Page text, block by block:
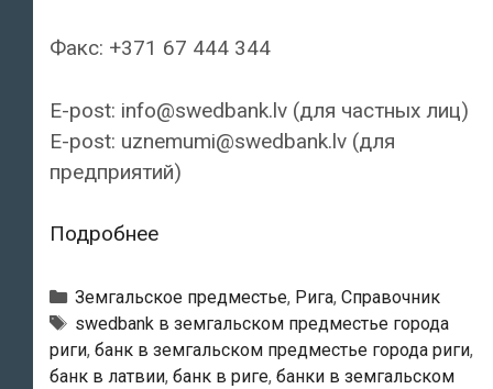
Факс: +371 67 444 344
E-post: info@swedbank.lv (для частных лиц)
E-post: uznemumi@swedbank.lv (для
предприятий)
ПодробнееSwedbank
Филиал
«Spice»
Рубрики
Земгальское предместье, Рига, Справочник
Тэги
swedbank в земгальском предместье города
риги, банк в земгальском предместье города риги,
банк в латвии, банк в риге, банки в земгальском